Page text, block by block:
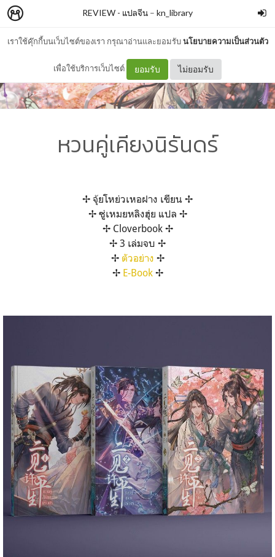
เราใช้คุ๊กกี้บนเว็บไซต์ของเรา กรุณาอ่านและยอมรับนโยบายความเป็นส่วนตัว
เพื่อใช้บริการเว็บไซต์ ยอมรับ ไม่ยอมรับ
REVIEW - แปลจีน – kn_library
หวนคู่เคียงนิรันดร์
✢ จุ้ยโหย่วเหอฝาง เขียน ✢
✢ ซู่เหมยหลิงฮุ่ย แปล ✢
✢ Cloverbook ✢
✢ 3 เล่มจบ ✢
✢ ตัวอย่าง ✢
✢E-Book✢